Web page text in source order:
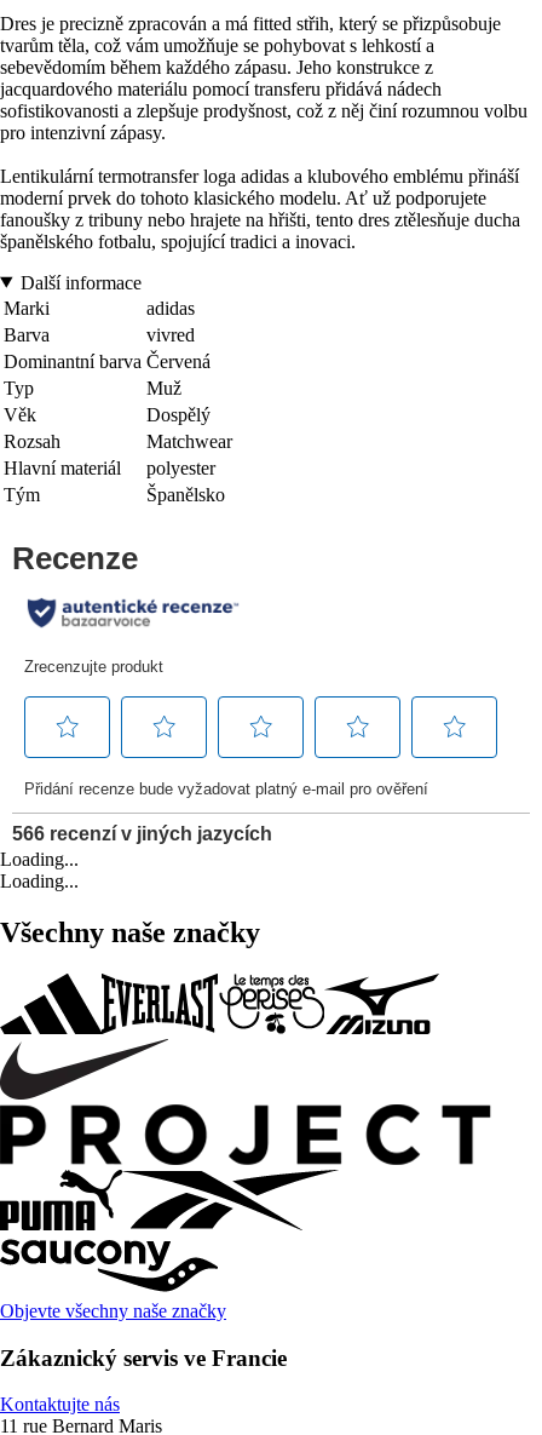
Dres je precizně zpracován a má fitted střih, který se přizpůsobuje
tvarům těla, což vám umožňuje se pohybovat s lehkostí a
sebevědomím během každého zápasu. Jeho konstrukce z
jacquardového materiálu pomocí transferu přidává nádech
sofistikovanosti a zlepšuje prodyšnost, což z něj činí rozumnou volbu
pro intenzivní zápasy.
Lentikulární termotransfer loga adidas a klubového emblému přináší
moderní prvek do tohoto klasického modelu. Ať už podporujete
fanoušky z tribuny nebo hrajete na hřišti, tento dres ztělesňuje ducha
španělského fotbalu, spojující tradici a inovaci.
Další informace
Marki
adidas
Barva
vivred
Dominantní barva Červená
Typ
Muž
Věk
Dospělý
Rozsah
Matchwear
Hlavní materiál
polyester
Tým
Španělsko
Loading...
Loading...
Všechny naše značky
Objevte všechny naše značky
Zákaznický servis ve Francie
Kontaktujte nás
11 rue Bernard Maris